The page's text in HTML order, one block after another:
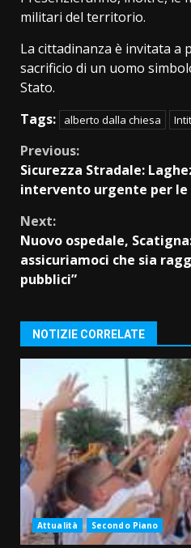
militari del territorio.
​La cittadinanza è invitata a
sacrificio di un uomo
Stato.
Tags:
alberto dalla chiesa
Continue
Reading
Previous:
Sicurezza Stradale:
intervento urgente per le
Next:
Nuovo ospedale,
assicuriamoci che sia
pubblici”
NOTIZIE CORRELATE
Attualità Secondo Piano